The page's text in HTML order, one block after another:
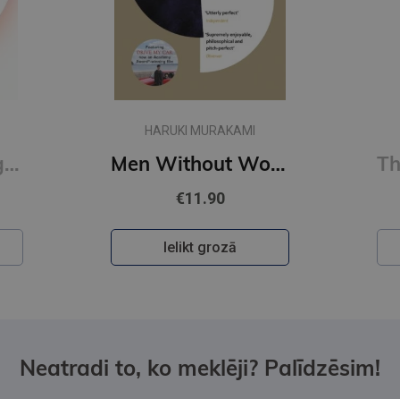
First Person Singular : mind-bending new collection of short stories
HARUKI MURAKAMI
Men Without Women
€11.90
Ielikt grozā
Neatradi to, ko meklēji? Palīdzēsim!